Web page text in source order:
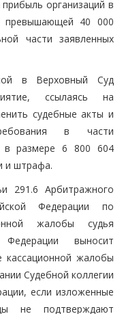
организаций в
превышающей 40 000
части заявленных
в Верховный Суд
ссылаясь на
судебные акты и
в части
в размере 6 800 604
и штрафа.
291.6 Арбитражного
Федерации по
жалобы судья
выносит
кассационной жалобы
Судебной коллегии
если изложенные
не подтверждают